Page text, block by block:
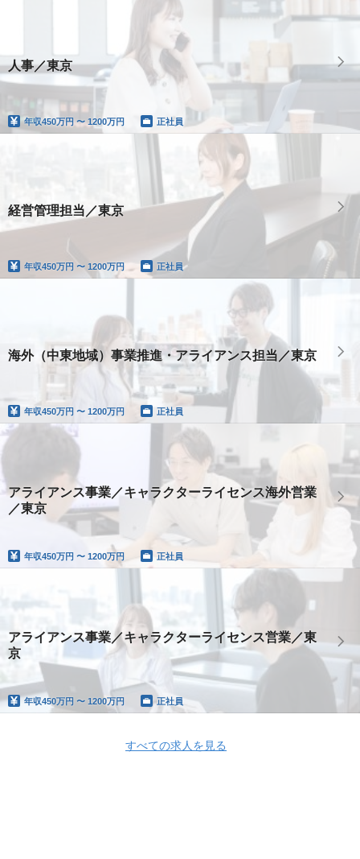
人事／東京
年収450万円 〜 1200万円 正社員
経営管理担当／東京
年収450万円 〜 1200万円 正社員
海外（中東地域）事業推進・アライアンス担当／東京
年収450万円 〜 1200万円 正社員
アライアンス事業／キャラクターライセンス海外営業
／東京
年収450万円 〜 1200万円 正社員
アライアンス事業／キャラクターライセンス営業／東
京
年収450万円 〜 1200万円 正社員
すべての求人を見る